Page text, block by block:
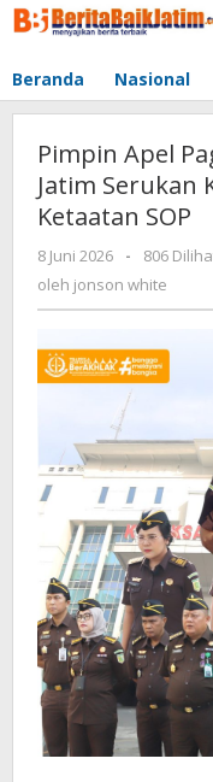
Lewati
ke
Beranda Nasional
Pimpin Apel
Jatim Serukan
Ketaatan SOP
8 Juni 2026
oleh
jonson
-
806
oleh jonson white